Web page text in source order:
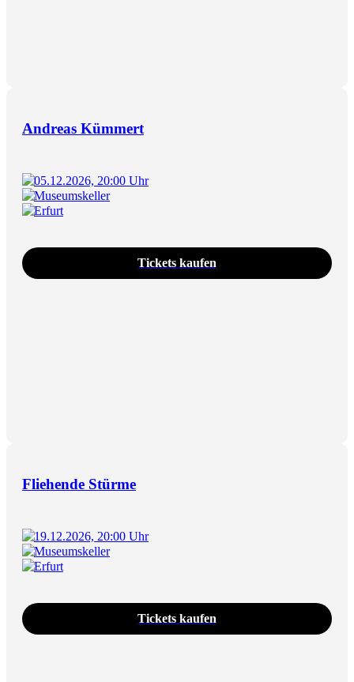
Andreas Kümmert
05.12.2026, 20:00 Uhr
Museumskeller
Erfurt
Tickets kaufen
Fliehende Stürme
19.12.2026, 20:00 Uhr
Museumskeller
Erfurt
Tickets kaufen